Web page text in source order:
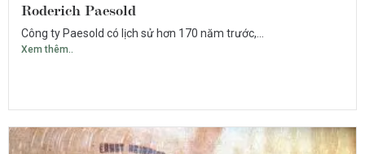
Roderich Paesold
Công ty Paesold có lịch sử hơn 170 năm trước,...
Xem thêm..